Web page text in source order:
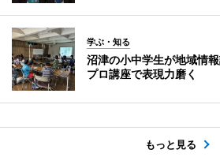
学ぶ・知る
沼津の小中学生が地域情
プロ講座で表現力磨く
もっと見る